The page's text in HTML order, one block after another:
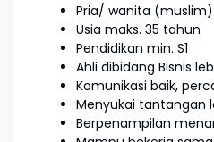
Pria/ wanita (muslim)
Usia maks. 35 tahun
Pendidikan min. S1
Ahli dibidang Bisnis
Komunikasi baik,
Menyukai tantangan
Berpenampilan